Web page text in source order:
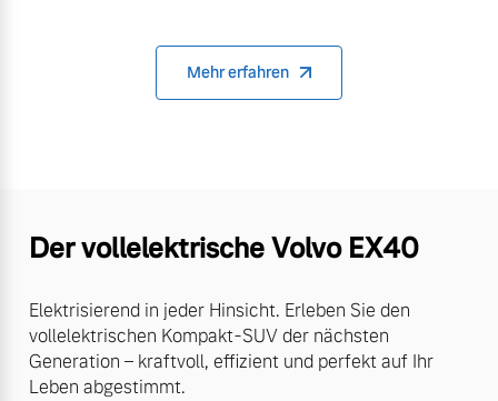
Mehr erfahren
Der vollelektrische Volvo EX40
Elektrisierend in jeder Hinsicht. Erleben Sie den
vollelektrischen Kompakt-SUV der nächsten
Generation – kraftvoll, effizient und perfekt auf Ihr
Leben abgestimmt.